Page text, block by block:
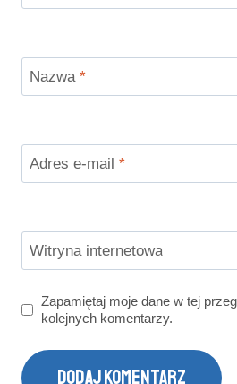
Nazwa *
Adres e-mail *
Witryna internetowa
Zapamiętaj moje dane w tej
kolejnych komentarzy.